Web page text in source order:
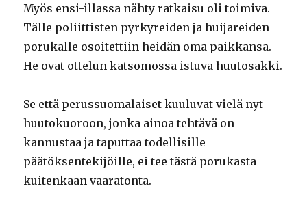
Myös ensi-illassa nähty ratkaisu oli toimiva.
Tälle poliittisten pyrkyreiden ja huijareiden
porukalle osoitettiin heidän oma paikkansa.
He ovat ottelun katsomossa istuva huutosakki.
Se että perussuomalaiset kuuluvat vielä nyt
huutokuoroon, jonka ainoa tehtävä on
kannustaa ja taputtaa todellisille
päätöksentekijöille, ei tee tästä porukasta
kuitenkaan vaaratonta.